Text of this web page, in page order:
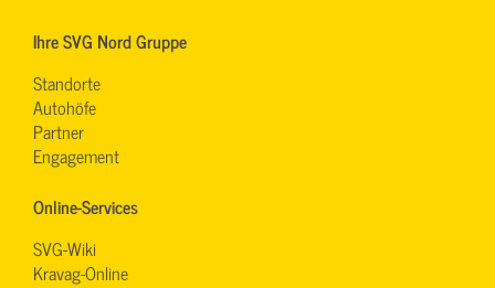
Ihre SVG Nord Gruppe
Standorte
Autohöfe
Partner
Engagement
Online-Services
SVG-Wiki
Kravag-Online